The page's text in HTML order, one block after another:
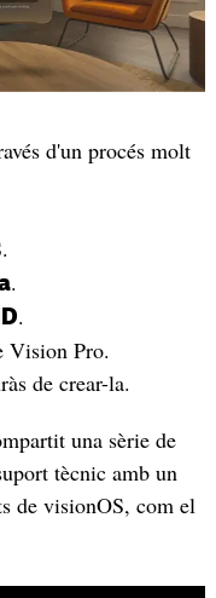
d'un procés molt
.
.
Vision Pro.
de crear-la.
una sèrie de
tècnic amb un
de visionOS, com el